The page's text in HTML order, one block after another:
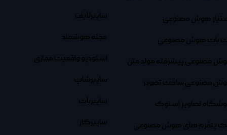
هوش مصنوعی
بات هوش مصنوعی
مصنوعی پیشرفته مولد متن
مصنوعی ساخت تصویر
تصاویر استوک
پتفرم های هوش مصنوعی
سایبرلایف
مجله هوشمند
استودیو واقعیت مجازی
سایبرشاپ
سایبربات
سایبرکار